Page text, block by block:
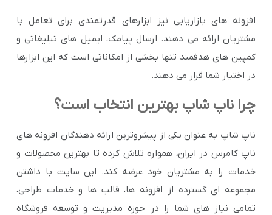
افزونه های بازاریابی نیز ابزارهای قدرتمندی برای تعامل با
مشتریان ارائه می دهند. ارسال پیامک، ایمیل های تبلیغاتی و
کمپین های هدفمند تنها بخشی از امکاناتی است که این ابزارها
در اختیار شما قرار می دهند.
چرا ناپ شاپ بهترین انتخاب است؟
ناپ شاپ به عنوان یکی از پیشروترین ارائه دهندگان افزونه های
ناپ کامرس در ایران، همواره تلاش کرده تا بهترین محصولات و
خدمات را به مشتریان خود عرضه کند. این سایت با داشتن
مجموعه ای گسترده از افزونه ها، قالب ها و خدمات طراحی،
تمامی نیاز های شما را در حوزه مدیریت و توسعه فروشگاه